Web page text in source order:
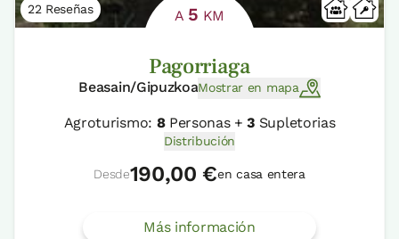
22 Reseñas A 5 KM
Pagorriaga
Beasain/GipuzkoaMostrar en mapa
Agroturismo: 8Personas +3 Supletorias
Distribución
Desde190,00 €en casa entera
Más información